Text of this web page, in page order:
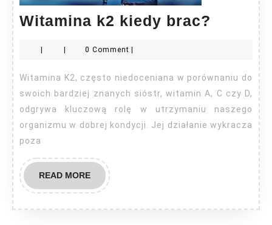
Witamina k2 kiedy brac?
brac?
0 Comment
Witamina K2, często niedoceniana w porównaniu do
swoich bardziej znanych sióstr, witamin A, C czy D,
odgrywa kluczową rolę w utrzymaniu naszego
organizmu w dobrej kondycji. Jej działanie wykracza
poza
READ MOREREAD
MORE